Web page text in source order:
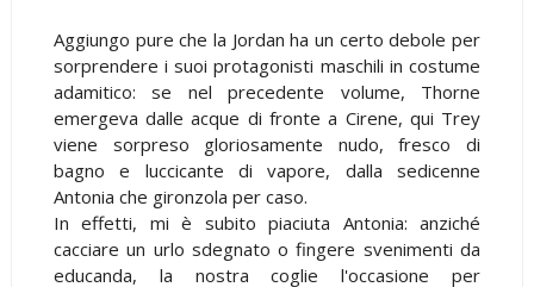
Aggiungo pure che la Jordan ha un certo debole per
sorprendere i suoi protagonisti maschili in costume
adamitico: se nel precedente volume, Thorne
emergeva dalle acque di fronte a Cirene, qui Trey
viene sorpreso gloriosamente nudo, fresco di
bagno e luccicante di vapore, dalla sedicenne
Antonia che gironzola per caso.
In effetti, mi è subito piaciuta Antonia: anziché
cacciare un urlo sdegnato o fingere svenimenti da
educanda, la nostra coglie l'occasione per